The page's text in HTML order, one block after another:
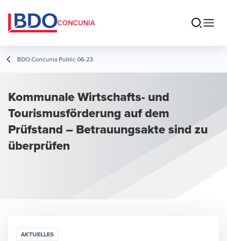
CONCUNIA
BDO Concunia Public 06-23
Kommunale Wirtschafts- und
Tourismusförderung auf dem
Prüfstand – Betrauungsakte sind zu
überprüfen
AKTUELLES